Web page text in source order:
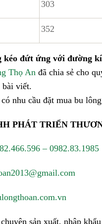
303
352
kéo đứt ứng với đường
Thọ An đã chia sẻ cho
bài viết.
nhu cầu đặt mua bu
PHÁT TRIỂN
– 0982.83.1985
sản xuất, nhập